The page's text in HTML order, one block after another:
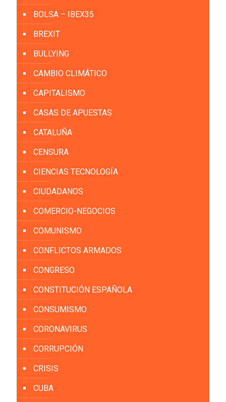
BOLSA – IBEX35
BREXIT
BULLYING
CAMBIO CLIMÁTICO
CAPITALISMO
CASAS DE APUESTAS
CATALUÑA
CENSURA
CIENCIAS TECNOLOGÍA
CIUDADANOS
COMERCIO-NEGOCIOS
COMUNISMO
CONFLICTOS ARMADOS
CONGRESO
CONSTITUCIÓN ESPAÑOLA
CONSUMISMO
CORONAVIRUS
CORRUPCIÓN
CRISIS
CUBA